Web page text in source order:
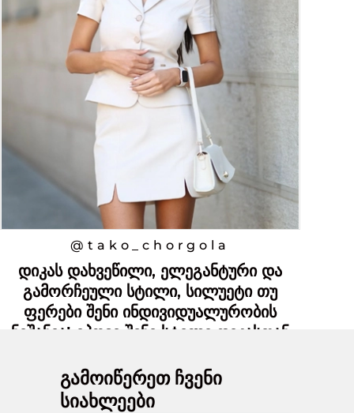
@tako_chorgola
დიკას დახვეწილი, ელეგანტური და
გამორჩეული სტილი, სილუეტი თუ
ფერები შენი ინდივიდუალურობის
ნიშანია! იპოვე შენი სტილი დიკასთან
გამოიწერეთ ჩვენი
სიახლეები